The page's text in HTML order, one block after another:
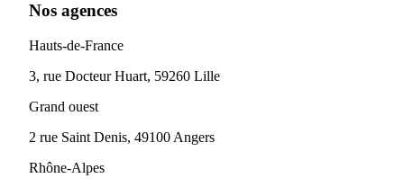
Nos agences
Hauts-de-France
3, rue Docteur Huart, 59260 Lille
Grand ouest
2 rue Saint Denis, 49100 Angers
Rhône-Alpes